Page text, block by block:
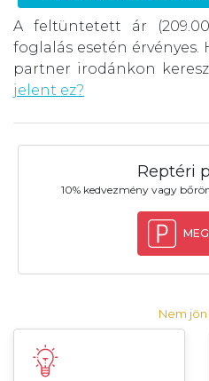
A feltüntetett ár
foglalás esetén
partner irodánkon
jelent ez?
Reptéri
10% kedvezmény vagy
Nem jön